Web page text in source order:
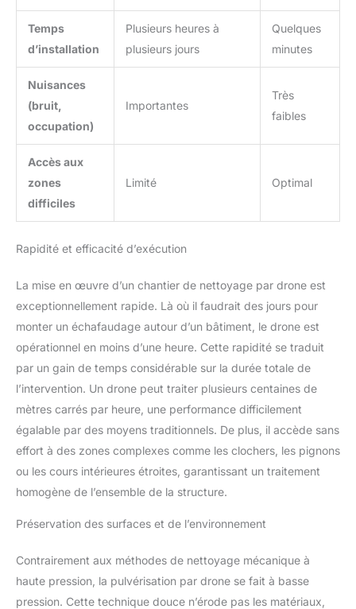
Temps
d’installation
Plusieurs heures à
plusieurs jours
Quelques
minutes
Nuisances
(bruit,
occupation)
Importantes
Très
faibles
Accès aux
zones
difficiles
Limité Optimal
Rapidité et efficacité d’exécution
La mise en œuvre d’un chantier de nettoyage par drone est
exceptionnellement rapide. Là où il faudrait des jours pour
monter un échafaudage autour d’un bâtiment, le drone est
opérationnel en moins d’une heure. Cette rapidité se traduit
par un gain de temps considérable sur la durée totale de
l’intervention. Un drone peut traiter plusieurs centaines de
mètres carrés par heure, une performance difficilement
égalable par des moyens traditionnels. De plus, il accède sans
effort à des zones complexes comme les clochers, les pignons
ou les cours intérieures étroites, garantissant un traitement
homogène de l’ensemble de la structure.
Préservation des surfaces et de l’environnement
Contrairement aux méthodes de nettoyage mécanique à
haute pression, la pulvérisation par drone se fait à basse
pression. Cette technique douce n’érode pas les matériaux,